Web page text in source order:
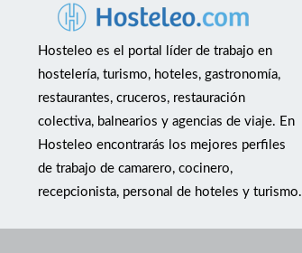
Hosteleo es el portal líder de trabajo en
hostelería, turismo, hoteles, gastronomía,
restaurantes, cruceros, restauración
colectiva, balnearios y agencias de viaje. En
Hosteleo encontrarás los mejores perfiles
de trabajo de camarero, cocinero,
recepcionista, personal de hoteles y turismo.